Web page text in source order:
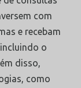
com
e recebam
o
disso,
como